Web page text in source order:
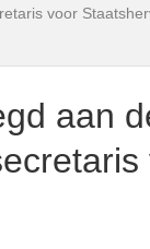
voor
aan